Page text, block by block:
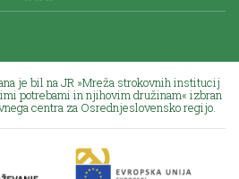
je bil na JR »Mreža strokovnih institucij
potrebami in njihovim družinam« izbran
centra za Osrednjeslovensko regijo.